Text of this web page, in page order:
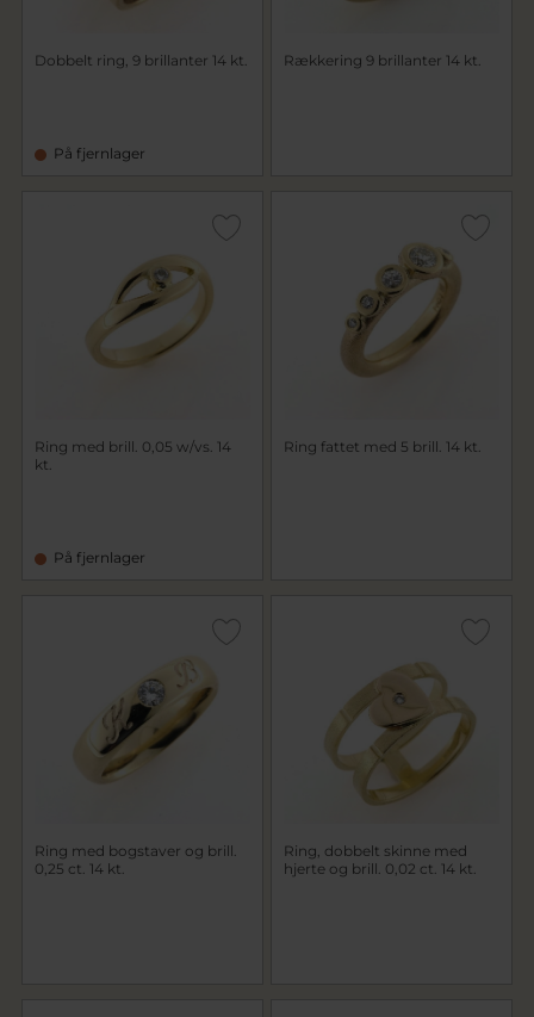
Dobbelt ring, 9 brillanter 14 kt.
På fjernlager
Rækkering 9 brillanter 14 kt.
Ring med brill. 0,05 w/vs. 14
kt.
På fjernlager
Ring fattet med 5 brill. 14 kt.
Ring med bogstaver og brill.
0,25 ct. 14 kt.
Ring, dobbelt skinne med
hjerte og brill. 0,02 ct. 14 kt.